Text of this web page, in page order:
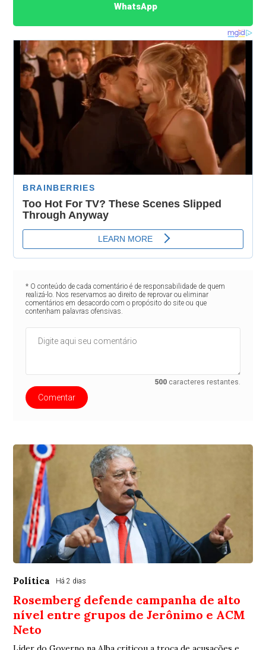
WhatsApp
* O conteúdo de cada comentário é de responsabilidade de quem
realizá-lo. Nos reservamos ao direito de reprovar ou eliminar
comentários em desacordo com o propósito do site ou que
contenham palavras ofensivas.
500 caracteres restantes.
Comentar
Política Há 2 dias
Rosemberg defende campanha de alto
nível entre grupos de Jerônimo e ACM
Neto